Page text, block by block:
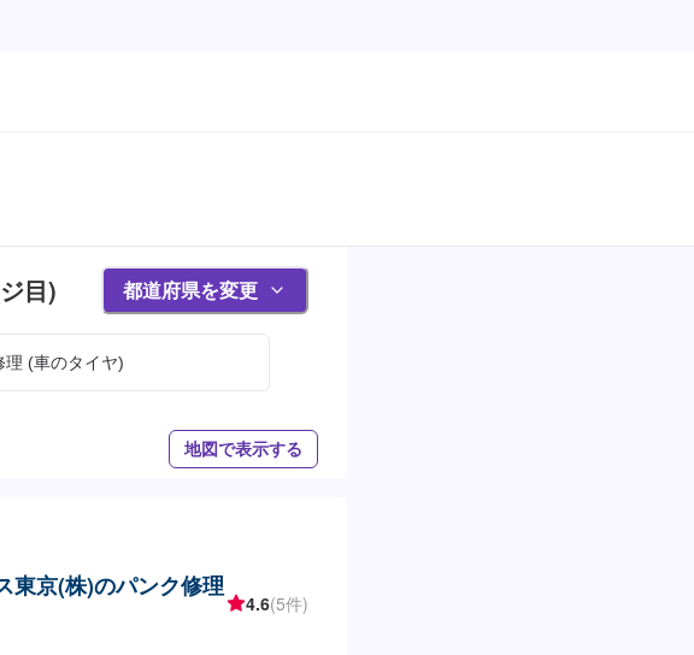
目) 都道府県を変更
理 (車のタイヤ)
地図で表示する
東京(株)のパンク修理
4.6(5件)